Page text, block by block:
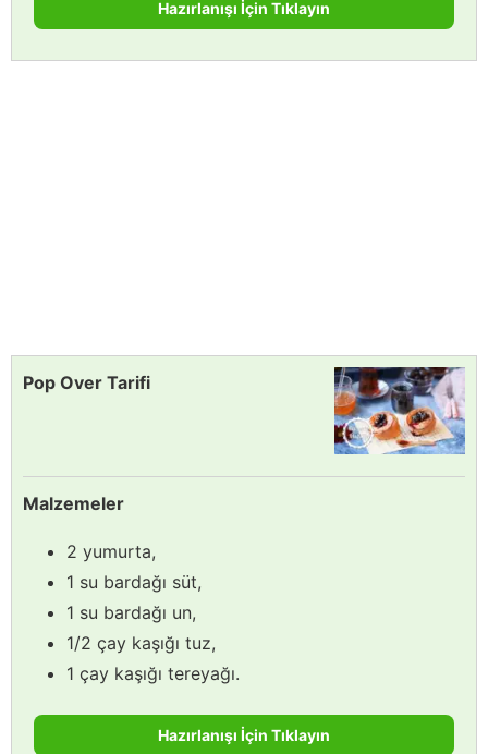
Hazırlanışı İçin Tıklayın
Pop Over Tarifi
Malzemeler
2 yumurta,
1 su bardağı süt,
1 su bardağı un,
1/2 çay kaşığı tuz,
1 çay kaşığı tereyağı.
Hazırlanışı İçin Tıklayın